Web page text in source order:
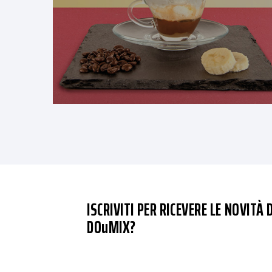
ISCRIVITI PER RICEVERE LE NOVITÀ
DOuMIX?